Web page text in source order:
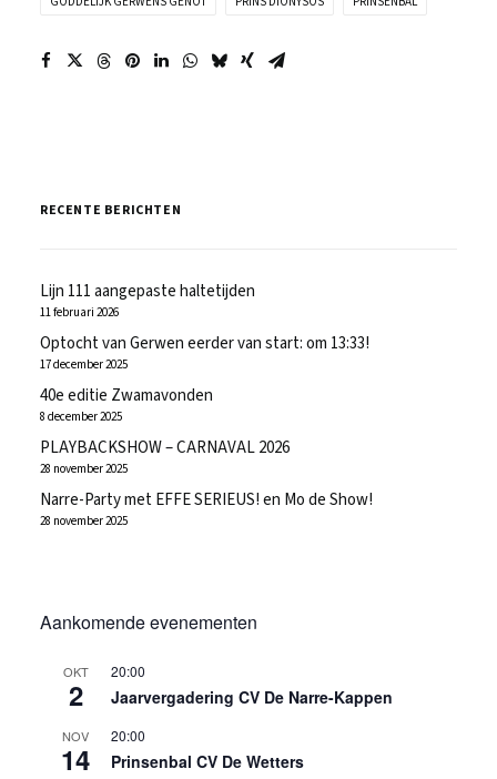
RECENTE BERICHTEN
Lijn 111 aangepaste haltetijden
11 februari 2026
Optocht van Gerwen eerder van start: om 13:33!
17 december 2025
40e editie Zwamavonden
8 december 2025
PLAYBACKSHOW – CARNAVAL 2026
28 november 2025
Narre-Party met EFFE SERIEUS! en Mo de Show!
28 november 2025
Aankomende evenementen
OKT
2
20:00
Jaarvergadering CV De Narre-Kappen
NOV
14
20:00
Prinsenbal CV De Wetters